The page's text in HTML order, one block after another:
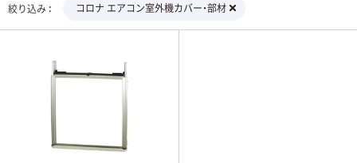
絞り込み コロナ エアコン室外機カバー・部材